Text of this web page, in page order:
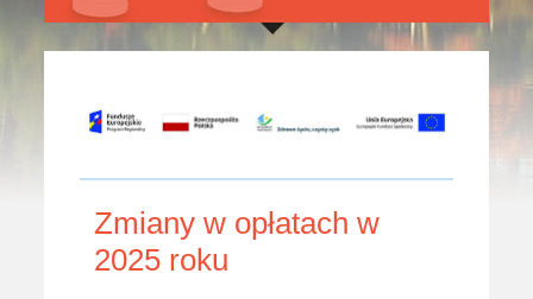
Zmiany w opłatach w
2025 roku